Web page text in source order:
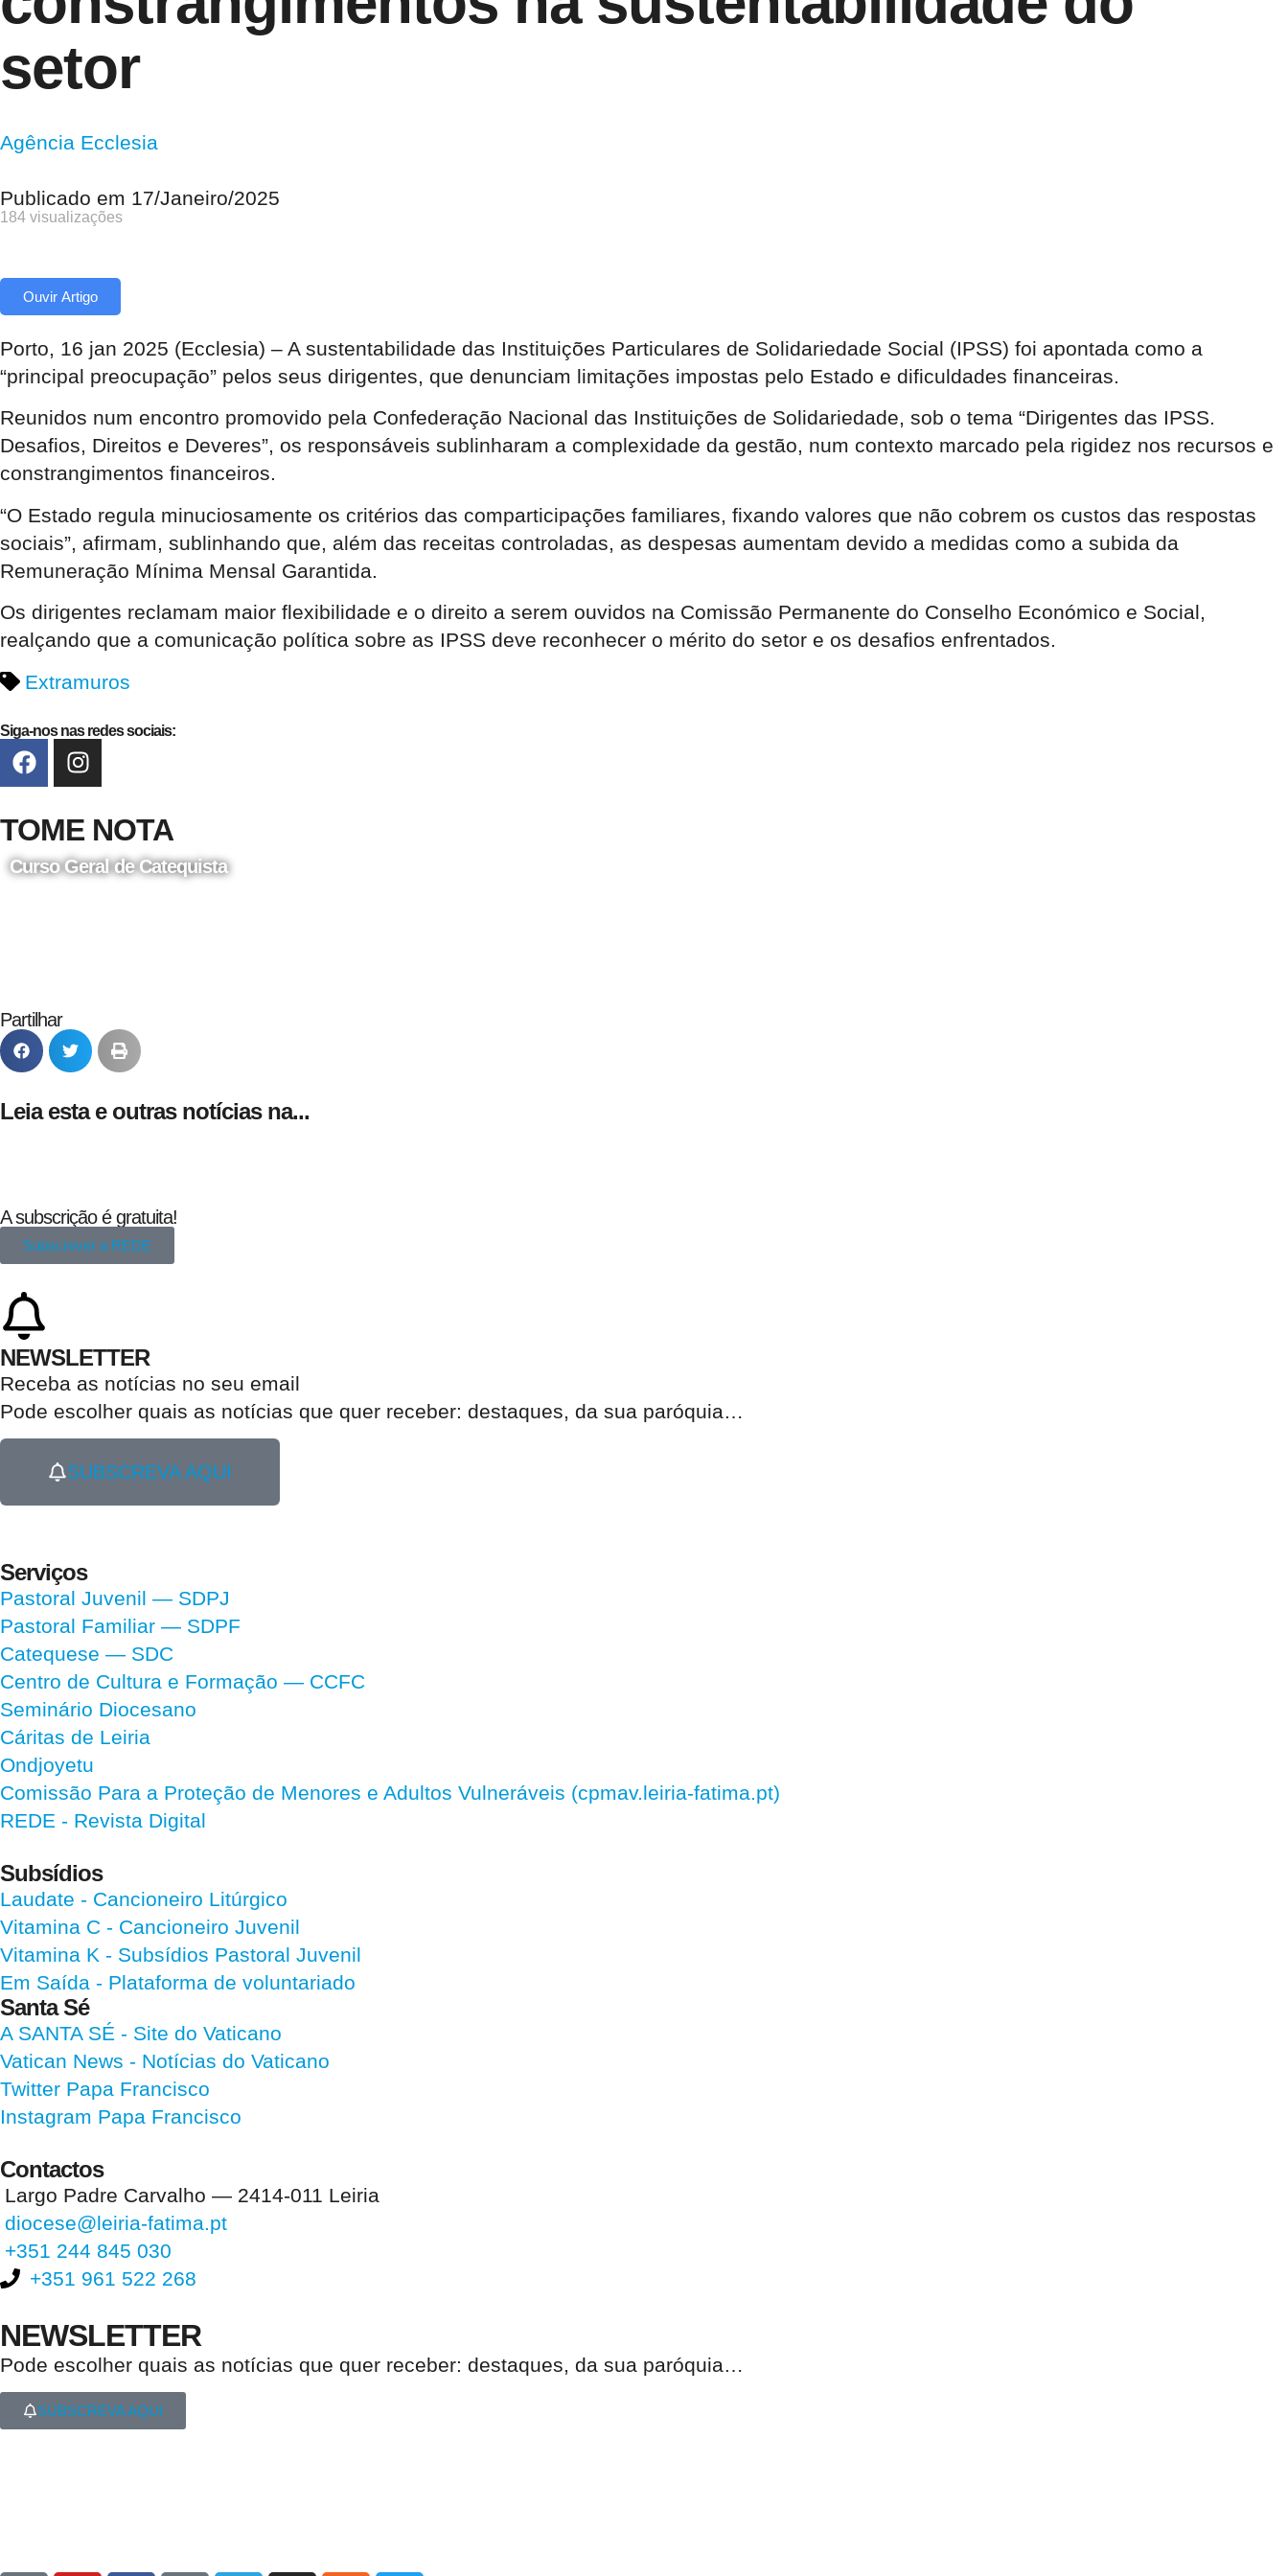
setor
Agência Ecclesia
Publicado em 17/Janeiro/2025
184 visualizações
Ouvir Artigo
Porto, 16 jan 2025 (Ecclesia) – A sustentabilidade das Instituições Particulares de Solidariedade Social (IPSS) foi apontada como a
“principal preocupação” pelos seus dirigentes, que denunciam limitações impostas pelo Estado e dificuldades financeiras.
Reunidos num encontro promovido pela Confederação Nacional das Instituições de Solidariedade, sob o tema “Dirigentes das IPSS.
Desafios, Direitos e Deveres”, os responsáveis sublinharam a complexidade da gestão, num contexto marcado pela rigidez nos recursos e
constrangimentos financeiros.
“O Estado regula minuciosamente os critérios das comparticipações familiares, fixando valores que não cobrem os custos das respostas
sociais”, afirmam, sublinhando que, além das receitas controladas, as despesas aumentam devido a medidas como a subida da
Remuneração Mínima Mensal Garantida.
Os dirigentes reclamam maior flexibilidade e o direito a serem ouvidos na Comissão Permanente do Conselho Económico e Social,
realçando que a comunicação política sobre as IPSS deve reconhecer o mérito do setor e os desafios enfrentados.
Extramuros
Siga-nos nas redes sociais:
TOME NOTA
Curso Geral de Catequista
Partilhar
Leia esta e outras notícias na...
A subscrição é gratuita!
Subscrever a REDE
NEWSLETTER
Receba as notícias no seu email​
Pode escolher quais as notícias que quer receber: destaques, da sua paróquia
SUBSCREVA AQUI
Serviços
Pastoral Juvenil — SDPJ
Pastoral Familiar — SDPF
Catequese — SDC
Centro de Cultura e Formação — CCFC
Seminário Diocesano
Cáritas de Leiria
Ondjoyetu
Comissão Para a Proteção de Menores e Adultos Vulneráveis (cpmav.leiria-fatima.pt)
REDE - Revista Digital
Subsídios
Laudate - Cancioneiro Litúrgico
Vitamina C - Cancioneiro Juvenil
Vitamina K - Subsídios Pastoral Juvenil
Em Saída - Plataforma de voluntariado
Santa Sé
A SANTA SÉ - Site do Vaticano
Vatican News - Notícias do Vaticano
Twitter Papa Francisco
Instagram Papa Francisco
Contactos
Largo Padre Carvalho — 2414-011 Leiria
diocese@leiria-fatima.pt
+351 244 845 030
+351 961 522 268
NEWSLETTER
Pode escolher quais as notícias que quer receber: destaques, da sua paróquia…
SUBSCREVA AQUI